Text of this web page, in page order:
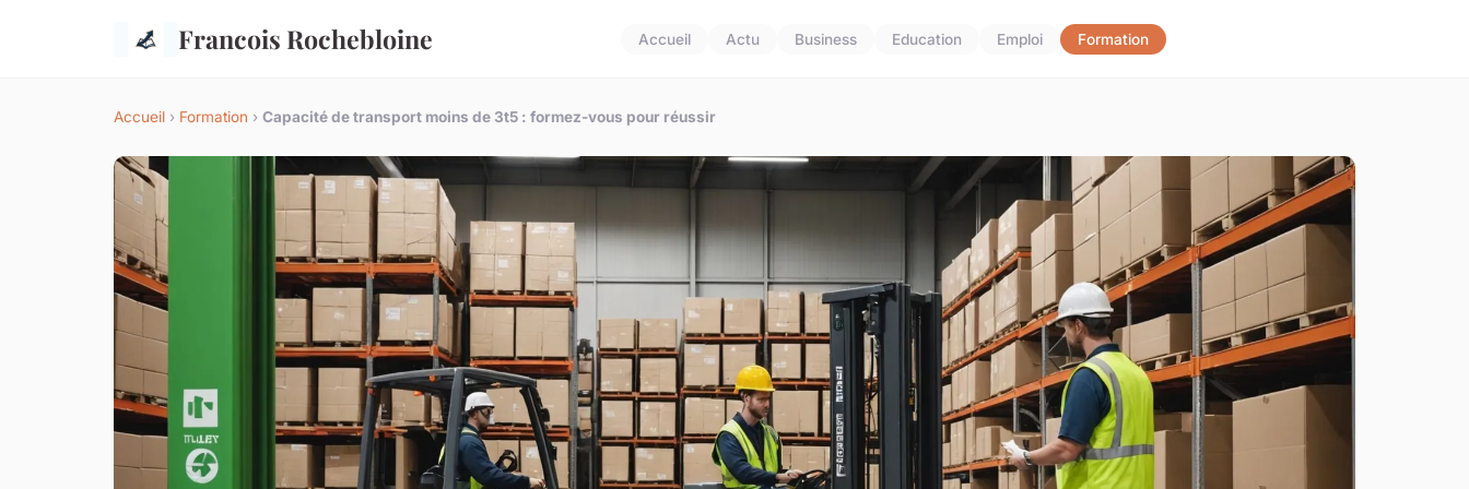
Francois Rochebloine Accueil Actu Business Education Emploi Formation
Accueil › Formation › Capacité de transport moins de 3t5 : formez-vous pour réussir